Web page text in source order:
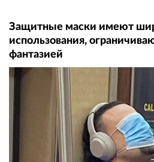
Защитные маски имеют
использования,
фантазией